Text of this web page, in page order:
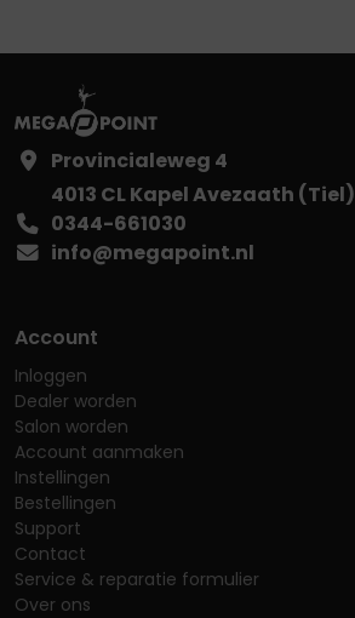
Provincialeweg 4
4013 CL Kapel Avezaath (Tiel)
0344-661030
info@megapoint.nl
Account
Inloggen
Dealer worden
Salon worden
Account aanmaken
Instellingen
Bestellingen
Support
Contact
Service & reparatie formulier
Over ons